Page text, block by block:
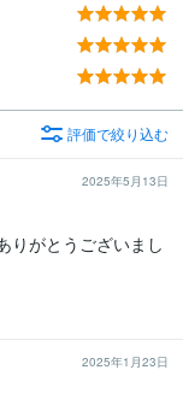
評価で絞り込む
2025年5月13日
りがとうございまし
2025年1月23日